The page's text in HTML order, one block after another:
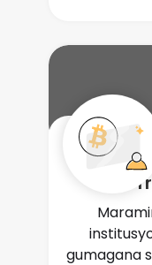
gumagana